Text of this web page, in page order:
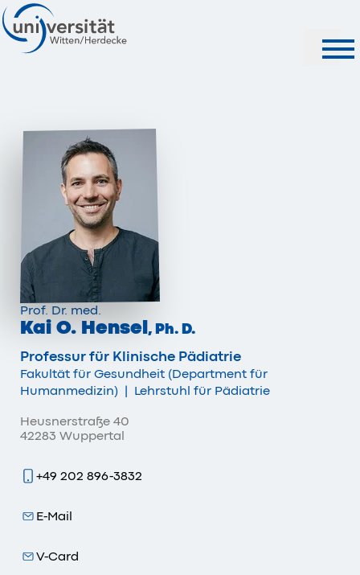
Prof. Dr. med.
Kai O. Hensel , Ph. D.
Professur für Klinische Pädiatrie
Fakultät für Gesundheit (Department für
Humanmedizin) | Lehrstuhl für Pädiatrie
Heusnerstraße 40
42283 Wuppertal
+49 202 896-3832
E-Mail
V-Card